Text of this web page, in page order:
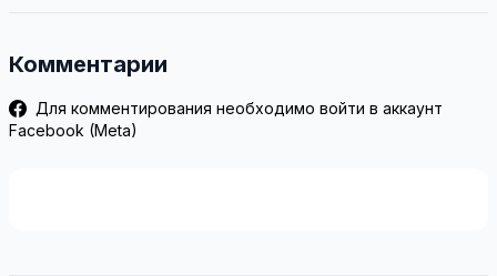
Комментарии
Для комментирования необходимо войти в аккаунт
Facebook (Meta)